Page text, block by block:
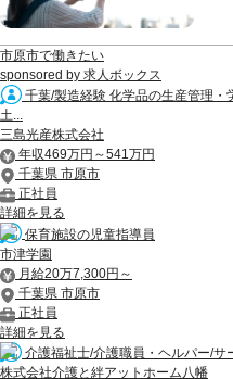
市原市で働きたい
sponsored by 求人ボックス
千葉/製造経験 化学品の生産管理
土...
三島光産株式会社
年収469万円～541万円
千葉県 市原市
正社員
詳細を見る
保育施設の児童指導員
市津学園
月給20万7,300円～
千葉県 市原市
正社員
詳細を見る
介護福祉士/介護職員・ヘルパー/
株式会社介護と絆アットホーム八幡